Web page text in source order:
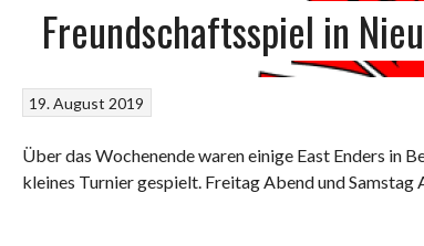
Freundschaftsspiel in
19. August 2019
Über das Wochenende waren einige East Enders in
kleines Turnier gespielt. Freitag Abend und Samstag